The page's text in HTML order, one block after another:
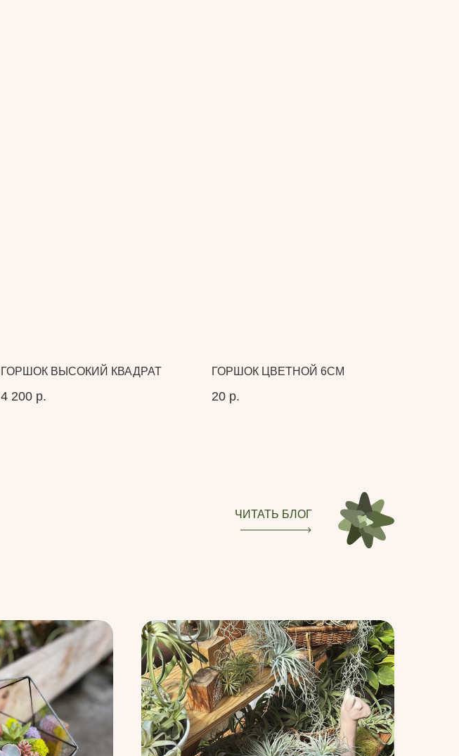
ГОРШОК ВЫСОКИЙ КВАДРАТ
4 200 р.
ГОРШОК ЦВЕТНОЙ 6СМ
20 р.
ЧИТАТЬ БЛОГ